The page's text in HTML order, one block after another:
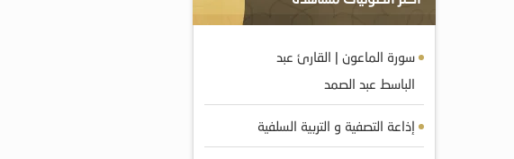
سورة الماعون | القارئ عبد
الباسط عبد الصمد
إذاعة التصفية و التربية السلفية